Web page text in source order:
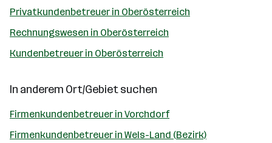
Privatkundenbetreuer in Oberösterreich
Rechnungswesen in Oberösterreich
Kundenbetreuer in Oberösterreich
In anderem Ort/Gebiet suchen
Firmenkundenbetreuer in Vorchdorf
Firmenkundenbetreuer in Wels-Land (Bezirk)